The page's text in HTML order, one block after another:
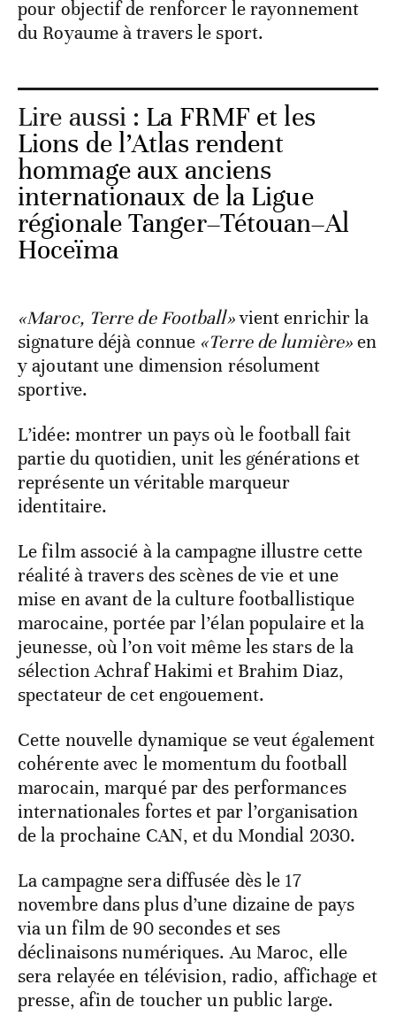
pour objectif de renforcer le rayonnement
du Royaume à travers le sport.
Lire aussi : La FRMF et les
Lions de l’Atlas rendent
hommage aux anciens
internationaux de la Ligue
régionale Tanger–Tétouan–Al
Hoceïma
«Maroc, Terre de Football»vient enrichir la
signature déjà connue «Terre de lumière»en
y ajoutant une dimension résolument
sportive.
L’idée: montrer un pays où le football fait
partie du quotidien, unit les générations et
représente un véritable marqueur
identitaire.
Le film associé à la campagne illustre cette
réalité à travers des scènes de vie et une
mise en avant de la culture footballistique
marocaine, portée par l’élan populaire et la
jeunesse, où l’on voit même les stars de la
sélection Achraf Hakimi et Brahim Diaz,
spectateur de cet engouement.
Cette nouvelle dynamique se veut également
cohérente avec le momentum du football
marocain, marqué par des performances
internationales fortes et par l’organisation
de la prochaine CAN, et du Mondial 2030.
La campagne sera diffusée dès le 17
novembre dans plus d’une dizaine de pays
via un film de 90 secondes et ses
déclinaisons numériques. Au Maroc, elle
sera relayée en télévision, radio, affichage et
presse, afin de toucher un public large.